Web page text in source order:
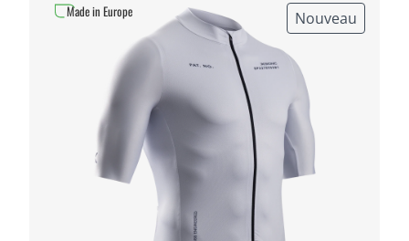
Nouveau
Made in Europe